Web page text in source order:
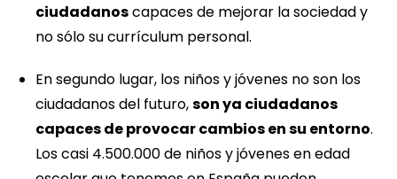
ciudadanoscapaces de mejorar la sociedad y
no sólo su currículum personal.
En segundo lugar, los niños y jóvenes no son los
ciudadanos del futuro,son ya ciudadanos
capaces de provocar cambios en su entorno.
Los casi 4.500.000 de niños y jóvenes en edad